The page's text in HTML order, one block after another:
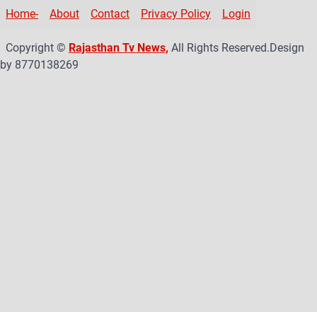
e
b
o
gr
a
m
er T
u
b
Home- About Contact Privacy Policy Login
Copyright © Rajasthan Tv News, All Rights Reserved.Design
by 8770138269